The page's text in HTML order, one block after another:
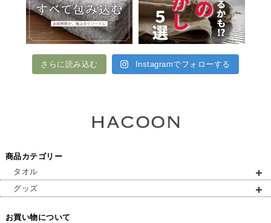
さらに読み込む Instagramでフォローする
商品カテゴリー
タオル
グッズ
お買い物について